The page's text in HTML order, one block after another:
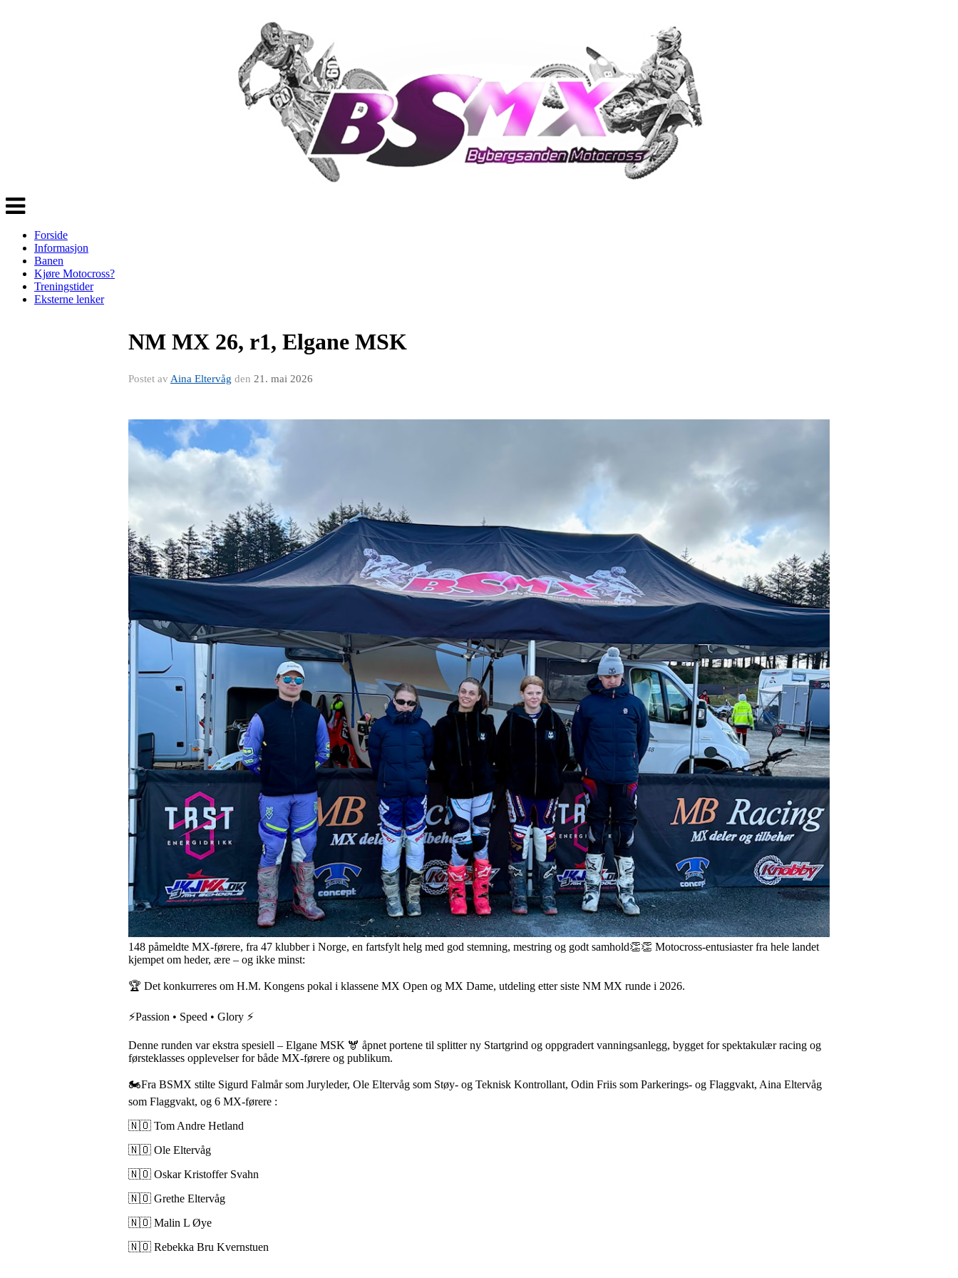
Veksle
navigasjon
Forside
Informasjon
Banen
Kjøre Motocross?
Treningstider
Eksterne lenker
NM MX 26, r1, Elgane MSK
Postet av Aina Eltervåg den 21. mai 2026
148 påmeldte MX-førere, fra 47 klubber i Norge, en fartsfylt helg med god stemning, mestring og godt samhold👏👏 Motocross-entusiaster fra hele landet
kjempet om heder, ære – og ikke minst:
🏆 Det konkurreres om H.M. Kongens pokal i klassene MX Open og MX Dame, utdeling etter siste NM MX runde i 2026.
⚡Passion • Speed • Glory ⚡
Denne runden var ekstra spesiell – Elgane MSK 🫎 åpnet portene til splitter ny Startgrind og oppgradert vanningsanlegg, bygget for spektakulær racing og
førsteklasses opplevelser for både MX-førere og publikum.
🏍️Fra BSMX stilte Sigurd Falmår som Juryleder, Ole Eltervåg som Støy- og Teknisk Kontrollant, Odin Friis som Parkerings- og Flaggvakt, Aina Eltervåg
som Flaggvakt, og 6 MX-førere :
🇳🇴 Tom Andre Hetland
🇳🇴 Ole Eltervåg
🇳🇴 Oskar Kristoffer Svahn
🇳🇴 Grethe Eltervåg
🇳🇴 Malin L Øye
🇳🇴 Rebekka Bru Kvernstuen